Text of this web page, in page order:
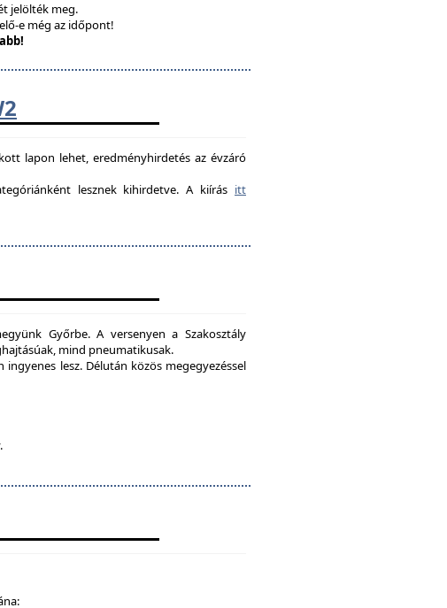
jelölték meg.
e még az időpont!
lapon lehet, eredményhirdetés az évzáró
lesznek kihirdetve. A kiírás itt
Győrbe. A versenyen a Szakosztály
mind pneumatikusak.
ingyenes lesz.Délután közös megegyezéssel